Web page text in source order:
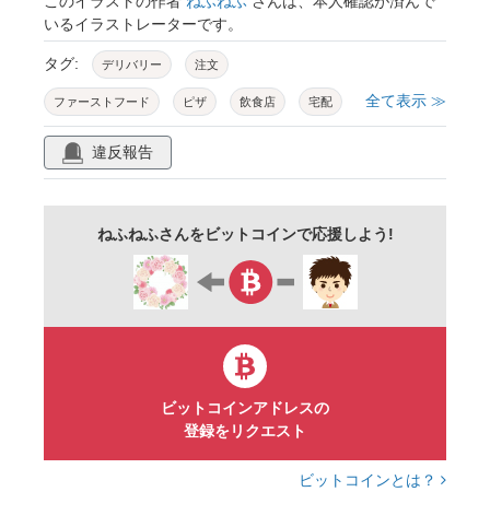
いるイラストレーターです。
タグ: デリバリー 注文
ファーストフード ピザ 飲食店 宅配
仕事 アルバイト
バイク デリバリーバイク 配達 お届け
全て表示 ≫
違反報告
ねふねふさんをビットコインで応援しよう!
ビットコインアドレスの
登録をリクエスト
ビットコインとは？